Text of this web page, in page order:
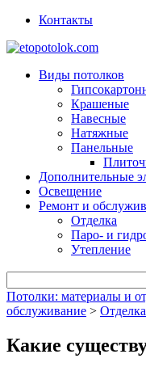
Контакты
Виды потолков
Крашеные
Навесные
Натяжные
Панельные
Дополнительные
Освещение
Ремонт и
Отделка
Паро- и
Утепление
Потолки: материалы и
обслуживание > Отделка
Какие